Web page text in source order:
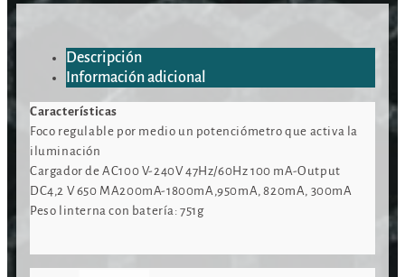
Descripción
Información adicional
Características
Foco regulable por medio un potenciómetro que activa la
iluminación
Cargador de AC100 V-240V 47Hz/60Hz 100 mA-Output
DC4,2 V 650 MA200mA-1800mA,950mA, 820mA, 300mA
Peso linterna con batería: 751g